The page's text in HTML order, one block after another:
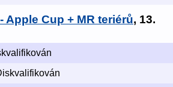
Apple Cup + MR teriérů, 13.